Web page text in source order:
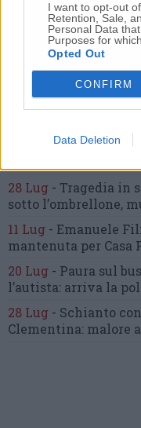
I want to opt-out
Retention, Sale,
Personal Data
Purposes for
Opted Out
CONFIRM
Data Deletion
-Bomba
auto bloccate.Il
-Addio a
storico
-Incidente
28 Lug - Tragedia in
sotto l’ombrellone,
11 Lug - Emanuele
mantenuta per Casa
20 Lug - Paura sul
l’autista: arriva la
28 Lug - Schianto
Clementina: malore